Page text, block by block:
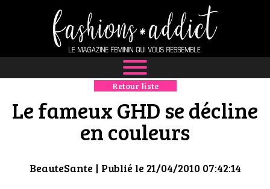
NEWS
MODE
Retour liste
Le fameux GHD se décline
en couleurs
BeauteSante| Publié le 21/04/2010 07:42:14